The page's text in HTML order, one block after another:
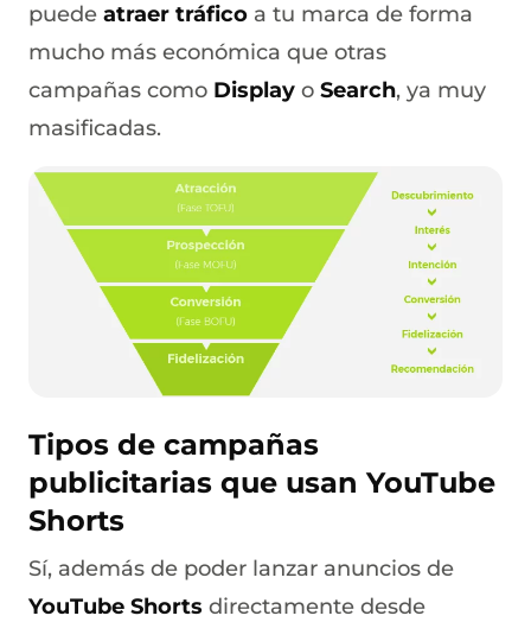
puede atraer tráfico a tu marca de forma
mucho más económica que otras
campañas como Display o Search, ya muy
masificadas.
Tipos de campañas
publicitarias que usan YouTube
Shorts
Sí, además de poder lanzar anuncios de
YouTube Shorts directamente desde